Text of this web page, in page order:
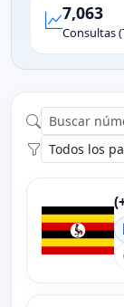
7,063
Consultas